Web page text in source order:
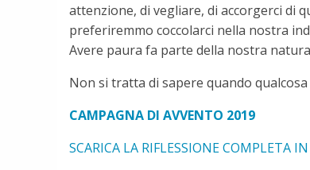
attenzione, di vegliare, di accorgerci di
preferiremmo coccolarci nella nostra
Avere paura fa parte della nostra
Non si tratta di sapere quando qualcosa
CAMPAGNA DI AVVENTO 2019
SCARICA LA RIFLESSIONE COMPLETA